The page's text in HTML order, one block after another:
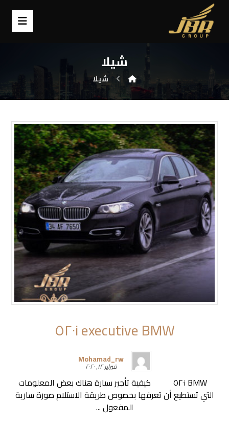
شيلا
شيلا
BMW ٥٢٠i executive
Mohamad_rw
فبراير ١٢, ٢٠٢٠
BMW ٥٢٠i كيفية تأجير سيارة هناك بعض المعلومات
التي تستطيع أن تعرفها بخصوص طريقة الاستلام صورة سارية
المفعول ...